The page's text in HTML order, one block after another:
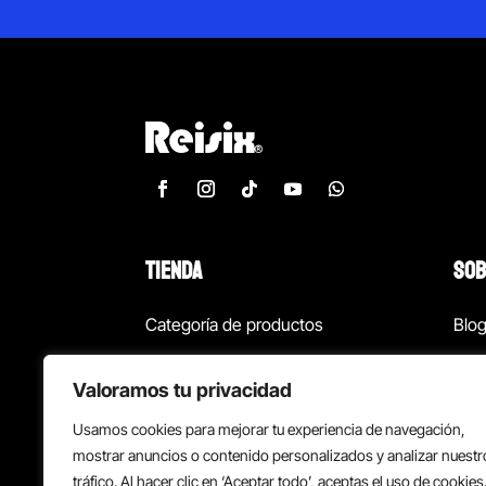
Valoramos tu privacidad
Usamos cookies para mejorar tu experiencia de navegación,
mostrar anuncios o contenido personalizados y analizar
tráfico. Al hacer clic en ‘Aceptar todo’, aceptas el uso de cookies.
TIENDA
Categoría de productos
¡Las mejores ofertas!
Back to school
Blog